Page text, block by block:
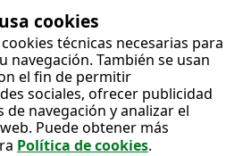
cookies
técnicas necesarias para
También se usan
el fin de permitir
sociales, ofrecer publicidad
de navegación y analizar el
Puede obtener más
Política de cookies.